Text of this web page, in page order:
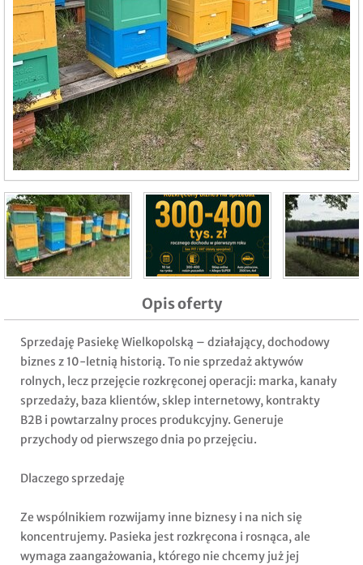
Opis oferty
Sprzedaję Pasiekę Wielkopolską – działający, dochodowy
biznes z 10-letnią historią. To nie sprzedaż aktywów
rolnych, lecz przejęcie rozkręconej operacji: marka, kanały
sprzedaży, baza klientów, sklep internetowy, kontrakty
B2B i powtarzalny proces produkcyjny. Generuje
przychody od pierwszego dnia po przejęciu.
Dlaczego sprzedaję
Ze wspólnikiem rozwijamy inne biznesy i na nich się
koncentrujemy. Pasieka jest rozkręcona i rosnąca, ale
wymaga zaangażowania, którego nie chcemy już jej